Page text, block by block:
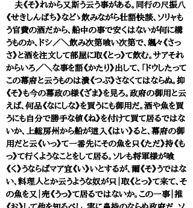
夫《そ》れから又斯う云う事がある。同行の尺振八
《せきしんぱち》などゝ飲みながら壮語快談、ソリャも
う官費の酒だから、船中の事で安くはないが何に構
うものか、ドシ／＼飲み次第喰い次第で、颯々《さっ
さ》と酒を注文して部屋に取《とっ》て飲む。サアそれ
からいろ／＼な事を語《かたり》出して、「ドウしたって
この幕府と云うものは潰《つぶ》さなくてはならぬ。抑
《そ》も今の幕政の様《ざま》を見ろ。政府の御用と云
えば、何品《なにしな》を買うにも御用だ。酒や魚を買
うにも自分で勝手な値《ね》を付けて買て居るではな
いか、上総房州から船が這入《はい》ると、幕府の御
用だと云《いっ》て一番先にその魚を只《ただ》持《も
っ》て行くようなことをして居る。ソレも将軍様が喰
《く》うならばマア宜《い》いとするが、爾《そ》うではな
い、料理人とか云うような奴が只｜取《とっ》て来て、そ
の魚を又｜売《うっ》て居るではないか。この一事｜推